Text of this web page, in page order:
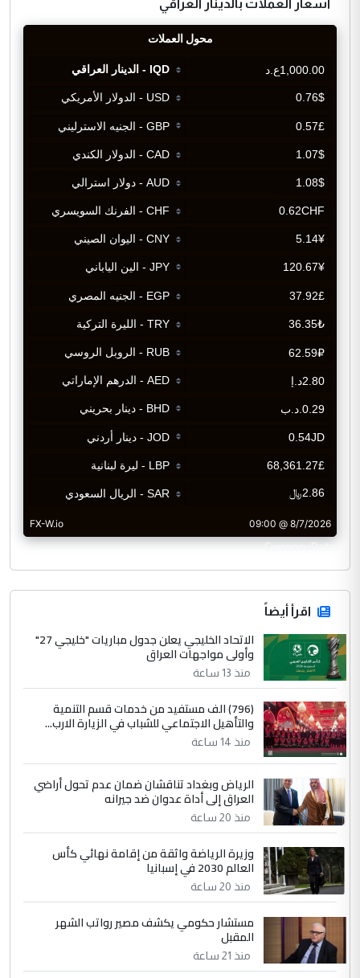
اسعار العملات بالدينار العراقي
CurrencyRate
اقرأ أيضاً
الاتحاد الخليجي يعلن جدول مباريات "خليجي 27"
وأولى مواجهات العراق
منذ 13 ساعة
(796) الف مستفيد من خدمات قسم التنمية
والتأهيل الاجتماعي للشباب في الزيارة الارب...
منذ 14 ساعة
الرياض وبغداد تناقشان ضمان عدم تحول أراضي
العراق إلى أداة عدوان ضد جيرانه
منذ 20 ساعة
وزيرة الرياضة واثقة من إقامة نهائي كأس
العالم 2030 في إسبانيا
منذ 20 ساعة
مستشار حكومي يكشف مصير رواتب الشهر
المقبل
منذ 21 ساعة